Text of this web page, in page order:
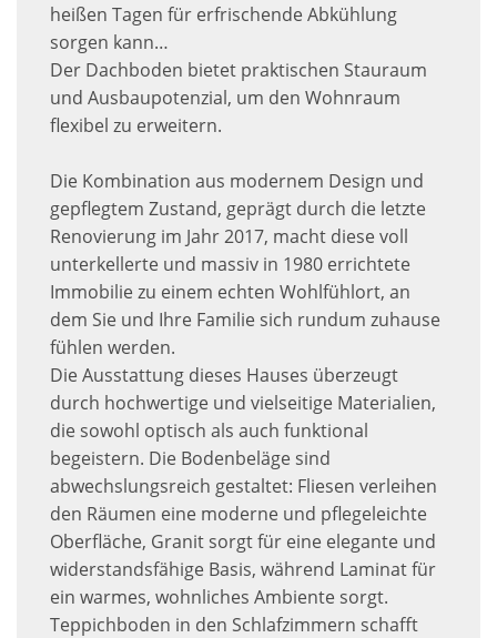
heißen Tagen für erfrischende Abkühlung
sorgen kann…
Der Dachboden bietet praktischen Stauraum
und Ausbaupotenzial, um den Wohnraum
flexibel zu erweitern.
Die Kombination aus modernem Design und
gepflegtem Zustand, geprägt durch die letzte
Renovierung im Jahr 2017, macht diese voll
unterkellerte und massiv in 1980 errichtete
Immobilie zu einem echten Wohlfühlort, an
dem Sie und Ihre Familie sich rundum zuhause
fühlen werden.
Die Ausstattung dieses Hauses überzeugt
durch hochwertige und vielseitige Materialien,
die sowohl optisch als auch funktional
begeistern. Die Bodenbeläge sind
abwechslungsreich gestaltet: Fliesen verleihen
den Räumen eine moderne und pflegeleichte
Oberfläche, Granit sorgt für eine elegante und
widerstandsfähige Basis, während Laminat für
ein warmes, wohnliches Ambiente sorgt.
Teppichboden in den Schlafzimmern schafft